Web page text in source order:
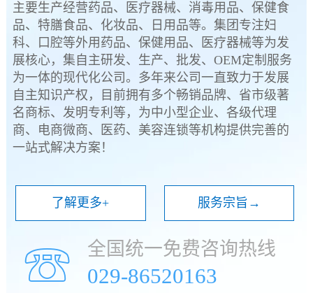
主要生产经营药品、医疗器械、消毒用品、保健食
品、特膳食品、化妆品、日用品等。集团专注妇
科、口腔等外用药品、保健用品、医疗器械等为发
展核心，集自主研发、生产、批发、OEM定制服务
为一体的现代化公司。多年来公司一直致力于发展
自主知识产权，目前拥有多个畅销品牌、省市级著
名商标、发明专利等，为中小型企业、各级代理
商、电商微商、医药、美容连锁等机构提供完善的
一站式解决方案！
了解更多+ 服务宗旨→
☏ 全国统一免费咨询热线
029-86520163